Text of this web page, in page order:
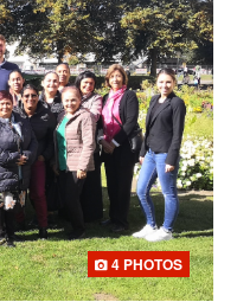
4 PHOTOS